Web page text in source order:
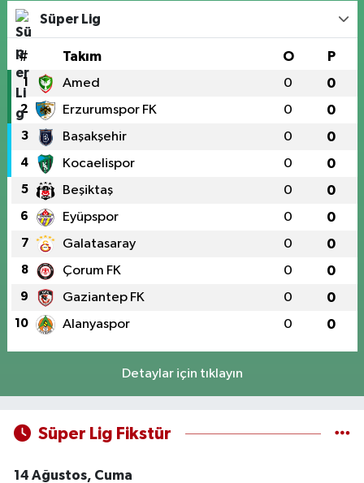
Süper Lig
# Takım O P
1 Amed 0 0
2 Erzurumspor FK 0 0
3 Başakşehir 0 0
4 Kocaelispor 0 0
5 Beşiktaş 0 0
6 Eyüpspor 0 0
7 Galatasaray 0 0
8 Çorum FK 0 0
9 Gaziantep FK 0 0
10 Alanyaspor 0 0
Detaylar için tıklayın
Süper Lig Fikstür
14 Ağustos, Cuma